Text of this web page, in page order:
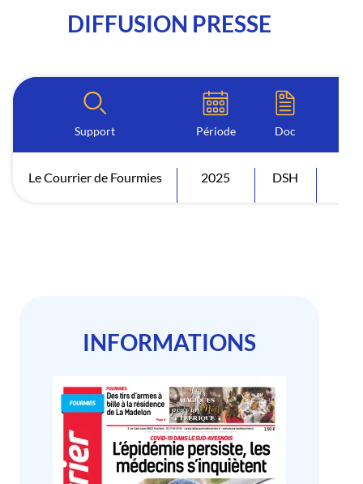
DIFFUSION PRESSE
Support Période Doc
Le Courrier de Fourmies 2025 DSH
INFORMATIONS